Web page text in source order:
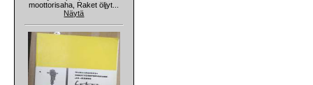
moottorisaha, Raket öljyt...
Näytä